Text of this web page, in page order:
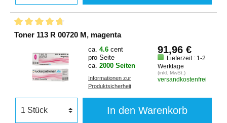
Toner 113 R 00720 M, magenta
ca. 4.6 cent
pro Seite
ca. 2000 Seiten
Informationen zur
Produktsicherheit
91,96 €
Lieferzeit : 1-2
Werktage
(inkl. MwSt.)
versandkostenfrei
In den Warenkorb